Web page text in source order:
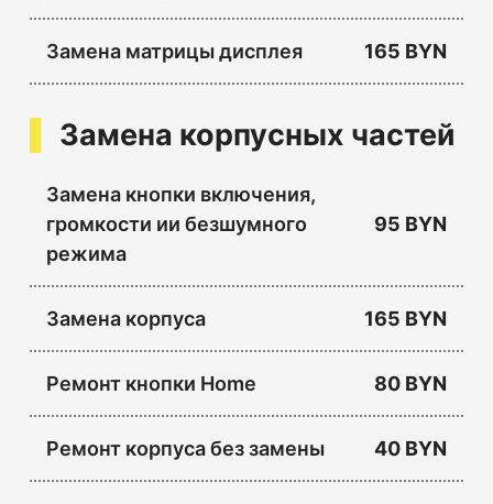
Замена матрицы дисплея 165 BYN
Замена корпусных частей
Замена кнопки включения,
громкости ии безшумного
режима
95 BYN
Замена корпуса 165 BYN
Ремонт кнопки Home 80 BYN
Ремонт корпуса без замены 40 BYN